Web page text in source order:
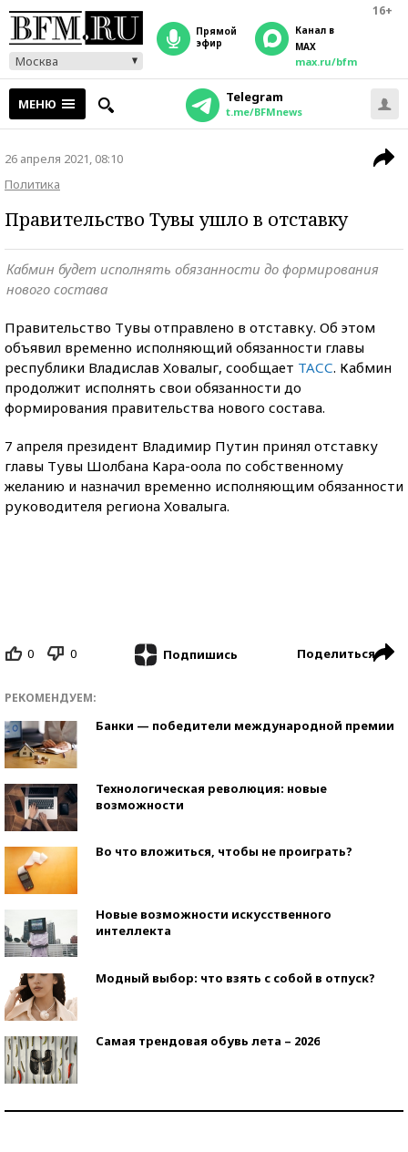
16+
Москва
прямой
эфир
Канал в
MAX
max.ru/bfm
МЕНЮ Telegram
t.me/BFMnews
26 апреля 2021, 08:10
Политика
Правительство Тувы ушло в отставку
Кабмин будет исполнять обязанности до формирования
нового состава
Правительство Тувы отправлено в отставку. Об этом
объявил временно исполняющий обязанности главы
республики Владислав Ховалыг, сообщает ТАСС. Кабмин
продолжит исполнять свои обязанности до
формирования правительства нового состава.
7 апреля президент Владимир Путин принял отставку
главы Тувы Шолбана Кара-оола по собственному
желанию и назначил временно исполняющим обязанности
руководителя региона Ховалыга.
0 0 Подпишись Поделиться
РЕКОМЕНДУЕМ:
Банки — победители международной премии
Технологическая революция: новые
возможности
Во что вложиться, чтобы не проиграть?
Новые возможности искусственного
интеллекта
Модный выбор: что взять с собой в отпуск?
Самая трендовая обувь лета – 2026